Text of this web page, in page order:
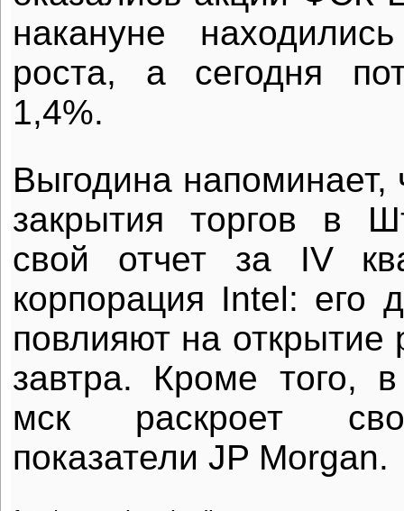
накануне
роста, а сегодня
1,4%.
Выгодина напоминает,
закрытия торгов в
свой отчет за IV
корпорация Intel: его
повлияют на открытие
завтра. Кроме того,
мск раскроет
показатели JP Morgan.